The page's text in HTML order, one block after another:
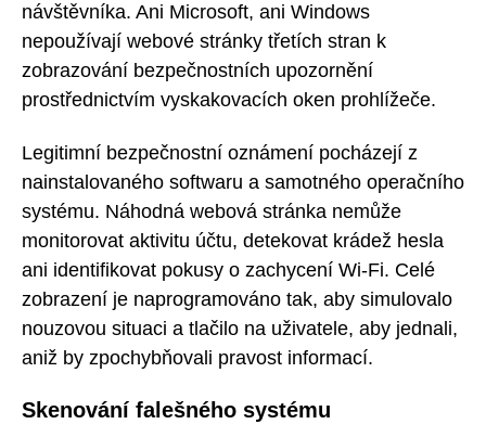
návštěvníka. Ani Microsoft, ani Windows
nepoužívají webové stránky třetích stran k
zobrazování bezpečnostních upozornění
prostřednictvím vyskakovacích oken prohlížeče.
Legitimní bezpečnostní oznámení pocházejí z
nainstalovaného softwaru a samotného operačního
systému. Náhodná webová stránka nemůže
monitorovat aktivitu účtu, detekovat krádež hesla
ani identifikovat pokusy o zachycení Wi-Fi. Celé
zobrazení je naprogramováno tak, aby simulovalo
nouzovou situaci a tlačilo na uživatele, aby jednali,
aniž by zpochybňovali pravost informací.
Skenování falešného systému